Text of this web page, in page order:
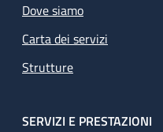
Dove siamo
Carta dei servizi
Strutture
SERVIZI E PRESTAZIONI